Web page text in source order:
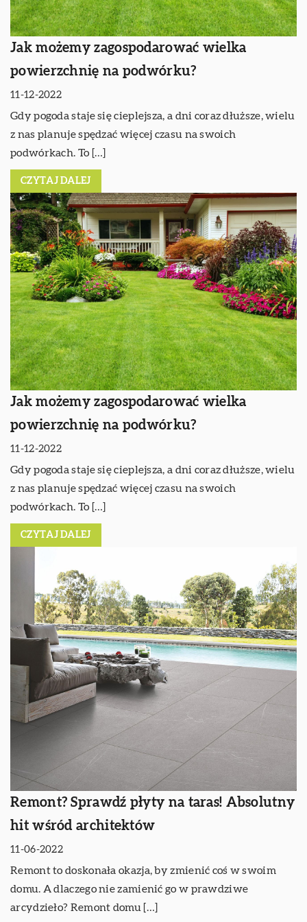
Jak możemy zagospodarować wielka
powierzchnię na podwórku?
11-12-2022
Gdy pogoda staje się cieplejsza, a dni coraz dłuższe, wielu
z nas planuje spędzać więcej czasu na swoich
podwórkach. To […]
CZYTAJ DALEJ
Jak możemy zagospodarować wielka
powierzchnię na podwórku?
11-12-2022
Gdy pogoda staje się cieplejsza, a dni coraz dłuższe, wielu
z nas planuje spędzać więcej czasu na swoich
podwórkach. To […]
CZYTAJ DALEJ
Remont? Sprawdź płyty na taras! Absolutny
hit wśród architektów
11-06-2022
Remont to doskonała okazja, by zmienić coś w swoim
domu. A dlaczego nie zamienić go w prawdziwe
arcydzieło? Remont domu […]